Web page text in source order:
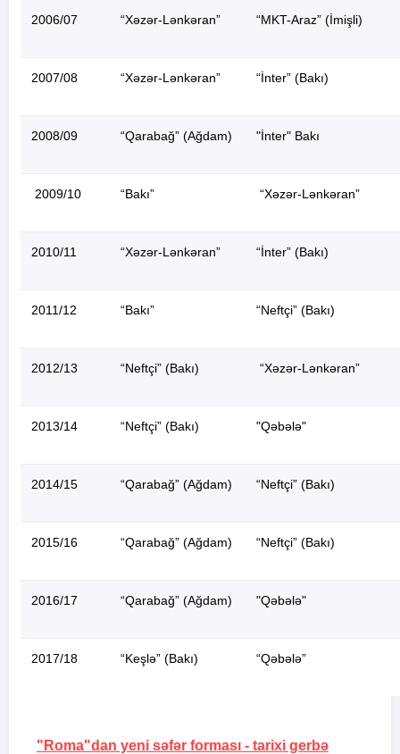
2006/07 “Xəzər-Lənkəran” “MKT-Araz” (İmişli)
2007/08 “Xəzər-Lənkəran” “İnter” (Bakı)
2008/09 “Qarabağ” (Ağdam) "İnter" Bakı
2009/10 “Bakı” “Xəzər-Lənkəran”
2010/11 “Xəzər-Lənkəran” “İnter” (Bakı)
2011/12 “Bakı” “Neftçi” (Bakı)
2012/13 “Neftçi” (Bakı) “Xəzər-Lənkəran”
2013/14 “Neftçi” (Bakı) "Qəbələ"
2014/15 “Qarabağ” (Ağdam) “Neftçi” (Bakı)
2015/16 “Qarabağ” (Ağdam) “Neftçi” (Bakı)
2016/17 “Qarabağ” (Ağdam) "Qəbələ"
2017/18 “Keşlə” (Bakı) “Qəbələ”
"Roma"dan yeni səfər forması - tarixi gerbə